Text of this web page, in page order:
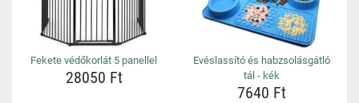
Fekete védőkorlát 5 panellel
28050 Ft
Evéslassító és habzsolásgátló
tál - kék
7640 Ft